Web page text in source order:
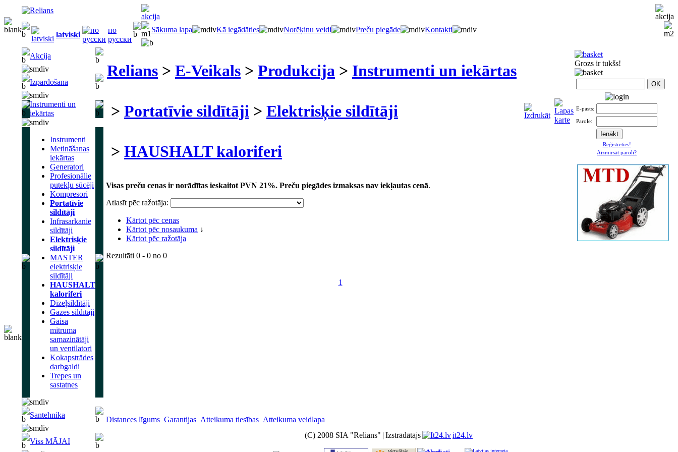
latviski
по
русски
Sākuma lapa Kā iegādāties Norēķinu veidi Preču piegāde Kontakti
Akcija
Izpardošana
Instrumenti un
iekārtas
Instrumenti
Metināšanas
iekārtas
Ģeneratori
Profesionālie
putekļu sūcēji
Kompresori
Portatīvie
sildītāji
Infrasarkanie
sildītāji
Elektrisķie
sildītāji
MASTER
elektrisķie
sildītāji
HAUSHALT
kaloriferi
Dīzeļsildītāji
Gāzes sildītāji
Gaisa
mitruma
samazinātāji
un ventilatori
Kokapstrādes
darbgaldi
Trepes un
sastatnes
Santehnika
Viss MĀJAI
Relians > E-Veikals > Produkcija > Instrumenti un iekārtas
> Portatīvie sildītāji > Elektrisķie sildītāji
> HAUSHALT kaloriferi
Visas preču cenas ir norādītas ieskaitot PVN 21%. Preču piegādes izmaksas nav iekļautas cenā.
Atlasīt pēc ražotāja:
Kārtot pēc cenas
Kārtot pēc nosaukuma ↓
Kārtot pēc ražotāja
Rezultāti 0 - 0 no 0
1
Grozs ir tukšs!
E-pasts:
Parole:
Reģistrēties!
Aizmirsāt paroli?
Distances līgums Garantijas Atteikuma tiesības Atteikuma veidlapa
(C) 2008 SIA "Relians" | Izstrādātājs
it24.lv